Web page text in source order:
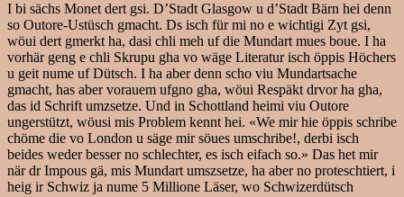
I bi sächs Monet dert gsi. D’Stadt Glasgow u d’Stadt Bärn hei denn
so Outore-Ustüsch gmacht. Ds isch für mi no e wichtigi Zyt gsi,
wöui dert gmerkt ha, dasi chli meh uf die Mundart mues boue. I ha
vorhär geng e chli Skrupu gha vo wäge Literatur isch öppis Höchers
u geit nume uf Dütsch. I ha aber denn scho viu Mundartsache
gmacht, has aber vorauem ufgno gha, wöui Respäkt drvor ha gha,
das id Schrift umzsetze. Und in Schottland heimi viu Outore
ungerstützt, wöusi mis Problem kennt hei. «We mir hie öppis schribe
chöme die vo London u säge mir söues umschribe!, derbi isch
beides weder besser no schlechter, es isch eifach so.» Das het mir
när dr Impous gä, mis Mundart umszsetze, ha aber no proteschtiert, i
heig ir Schwiz ja nume 5 Millione Läser, wo Schwizerdütsch